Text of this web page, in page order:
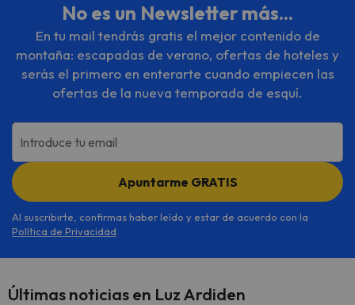
No es un Newsletter más...
En tu mail tendrás gratis el mejor contenido de
montaña: escapadas de verano, ofertas de hoteles y
serás el primero en enterarte cuando empiecen las
ofertas de la nueva temporada de esquí.
Introduce tu email
Apuntarme GRATIS
Al suscribirte, confirmas haber leído y estar de acuerdo con la
Política de Privacidad
Últimas noticias en Luz Ardiden